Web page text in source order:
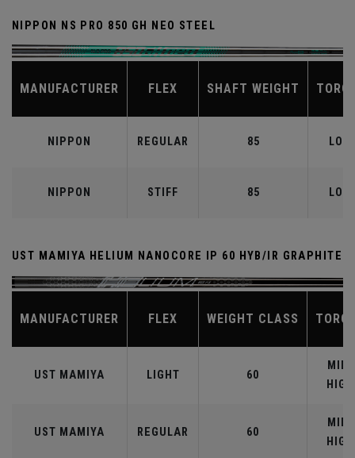
NIPPON NS PRO 850 GH NEO STEEL
MANUFACTURER FLEX SHAFT WEIGHT
NIPPON REGULAR 85 LOW
NIPPON STIFF 85 LOW
UST MAMIYA HELIUM NANOCORE IP 60 HYB/IR GRAPHITE
MANUFACTURER FLEX WEIGHT CLASS
UST MAMIYA LIGHT 60
MID-
HIGH
UST MAMIYA REGULAR 60
MID-
HIGH